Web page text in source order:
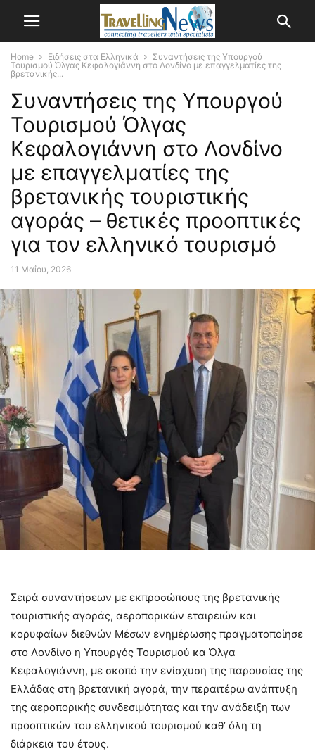
Home Ειδήσεις στα Ελληνικά
Συναντήσεις της Υπουργού
Τουρισμού Όλγας Κεφαλογιάννη στο Λονδίνο με επαγγελματίες της
βρετανικής...
Συναντήσεις της Υπουργού
Τουρισμού Όλγας
Κεφαλογιάννη στο Λονδίνο
με επαγγελματίες της
βρετανικής τουριστικής
αγοράς – θετικές προοπτικές
για τον ελληνικό τουρισμό
11 Μαΐου, 2026
Σειρά συναντήσεων με εκπροσώπους της βρετανικής
τουριστικής αγοράς, αεροπορικών εταιρειών και
κορυφαίων διεθνών Μέσων ενημέρωσης πραγματοποίησε
στο Λονδίνο η Υπουργός Τουρισμού κα Όλγα
Κεφαλογιάννη, με σκοπό την ενίσχυση της παρουσίας της
Ελλάδας στη βρετανική αγορά, την περαιτέρω ανάπτυξη
της αεροπορικής συνδεσιμότητας και την ανάδειξη των
προοπτικών του ελληνικού τουρισμού καθ’ όλη τη
διάρκεια του έτους.